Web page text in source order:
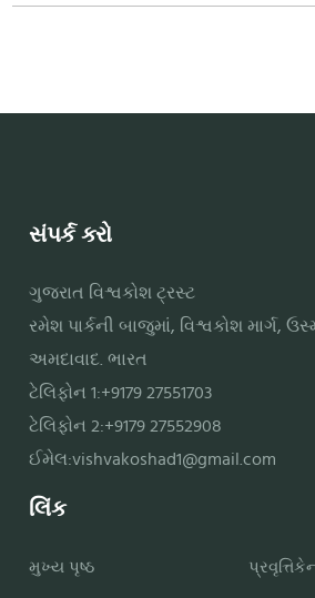
સંપર્ક કરો
ગુજરાત વિશ્વકોશ ટ્રસ્ટ
રમેશ પાર્કની બાજુમાં, વિશ્વકોશ માર્ગ,
અમદાવાદ. ભારત
ટેલિફોન 1:+9179 27551703
ટેલિફોન 2:+9179 27552908
ઈમેલ:vishvakoshad1@gmail.com
લિંક
મુખ્ય પૃષ્ઠ